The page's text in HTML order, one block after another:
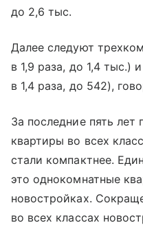
до 2,6 тыс.
Далее следуют
в 1,9 раза, до 1,4 тыс.)
в 1,4 раза, до 542),
За последние пять лет
квартиры во всех
стали компактнее.
это однокомнатные
новостройках.
во всех классах